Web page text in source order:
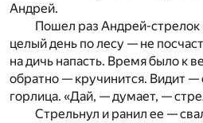
Андрей.
Пошел раз Андрей-стрелок
целый день по лесу — не
на дичь напасть. Время было к
обратно — кручинится. Видит —
горлица. «Дай, — думает, —
Стрельнул и ранил ее —